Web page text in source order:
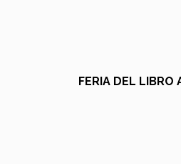
FERIA DEL LIBRO